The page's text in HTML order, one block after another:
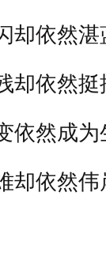
依然湛
依然挺
然成为
依然伟